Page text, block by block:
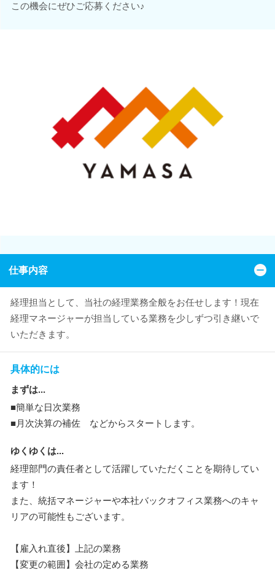
この機会にぜひご応募ください♪
仕事内容
経理担当として、当社の経理業務全般をお任せします！現在
経理マネージャーが担当している業務を少しずつ引き継いで
いただきます。
具体的には
まずは...
■簡単な日次業務
■月次決算の補佐 などからスタートします。
ゆくゆくは...
経理部門の責任者として活躍していただくことを期待してい
ます！
また、統括マネージャーや本社バックオフィス業務へのキャ
リアの可能性もございます。
【雇入れ直後】上記の業務
【変更の範囲】会社の定める業務